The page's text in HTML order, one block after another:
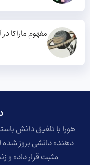
مفهوم ماراکا
هورا با تلفیق دانش
دهنده دانشی بروز شده
مثبت قرار داده و